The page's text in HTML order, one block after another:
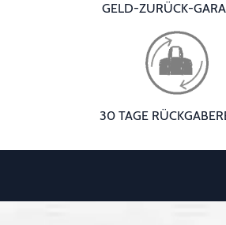
GELD-ZURÜCK-
30 TAGE